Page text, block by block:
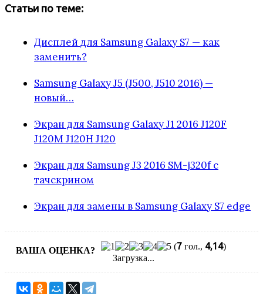
Статьи по теме:
Дисплей для Samsung Galaxy S7 — как
заменить?
Samsung Galaxy J5 (J500, J510 2016) —
новый…
Экран для Samsung Galaxy J1 2016 J120F
J120M J120H J120
Экран для Samsung J3 2016 SM-j320f с
тачскрином
Экран для замены в Samsung Galaxy S7 edge
ВАША ОЦЕНКА? (7 гол., 4,14)
Загрузка...